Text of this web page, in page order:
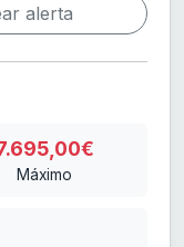
alerta
Máximo